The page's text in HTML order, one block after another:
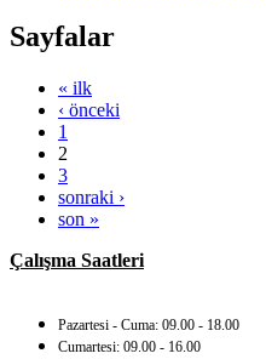
Sayfalar
« ilk
‹ önceki
1
2
3
sonraki ›
son »
Çalışma Saatleri
Pazartesi - Cuma: 09.00 - 18.00
Cumartesi: 09.00 - 16.00